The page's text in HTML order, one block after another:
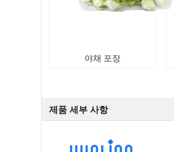
야채 포장
제품 세부 사항